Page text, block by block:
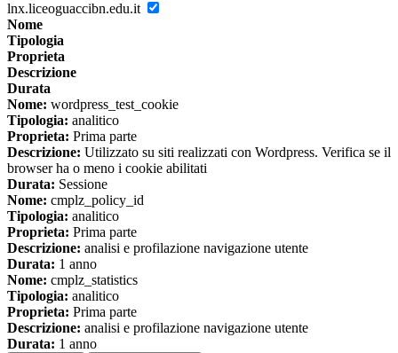
lnx.liceoguaccibn.edu.it
Nome
Tipologia
Proprieta
Descrizione
Durata
Nome: wordpress_test_cookie
Tipologia: analitico
Proprieta: Prima parte
Descrizione: Utilizzato su siti realizzati con Wordpress. Verifica se il
browser ha o meno i cookie abilitati
Durata: Sessione
Nome: cmplz_policy_id
Tipologia: analitico
Proprieta: Prima parte
Descrizione: analisi e profilazione navigazione utente
Durata: 1 anno
Nome: cmplz_statistics
Tipologia: analitico
Proprieta: Prima parte
Descrizione: analisi e profilazione navigazione utente
Durata: 1 anno